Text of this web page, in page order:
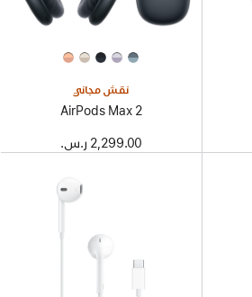
نقش مجاني
AirPods Max 2
2,299.00 ر.س.‏